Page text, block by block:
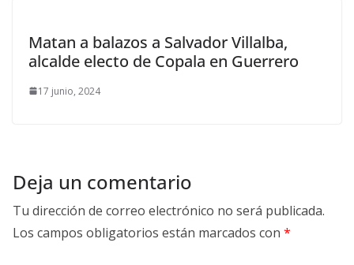
Matan a balazos a Salvador Villalba,
alcalde electo de Copala en Guerrero
17 junio, 2024
Deja un comentario
Tu dirección de correo electrónico no será publicada.
Los campos obligatorios están marcados con *